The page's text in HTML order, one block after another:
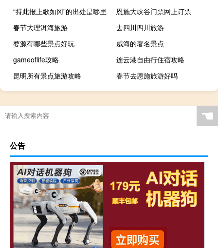
“持此报上歌如冈”的出处是哪里
恩施大峡谷门票网上订票
春节大理洱海旅游
去四川四川旅游
婺源有哪些景点好玩
威海的著名景点
gameoflife攻略
连云港自由行住宿攻略
昆明所有景点旅游攻略
春节去恩施旅游好吗
☚
公告